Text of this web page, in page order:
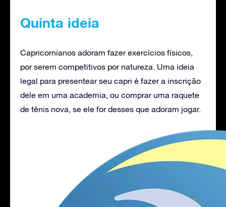
Quinta ideia
Capricornianos adoram fazer exercícios físicos,
por serem competitivos por natureza. Uma ideia
legal para presentear seu capri é fazer a inscrição
dele em uma academia, ou comprar uma raquete
de tênis nova, se ele for desses que adoram jogar.